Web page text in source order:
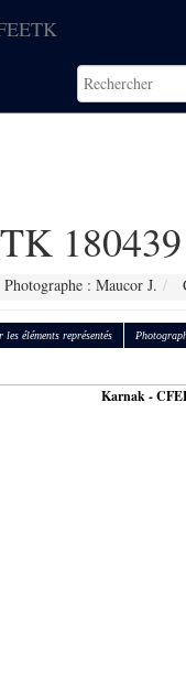
180439
Photographe : Maucor J.
éléments représentés